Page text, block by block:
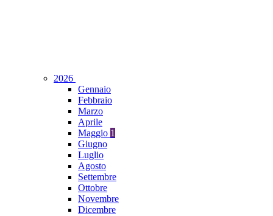
2026
Gennaio
Febbraio
Marzo
Aprile
Maggio 1
Giugno
Luglio
Agosto
Settembre
Ottobre
Novembre
Dicembre